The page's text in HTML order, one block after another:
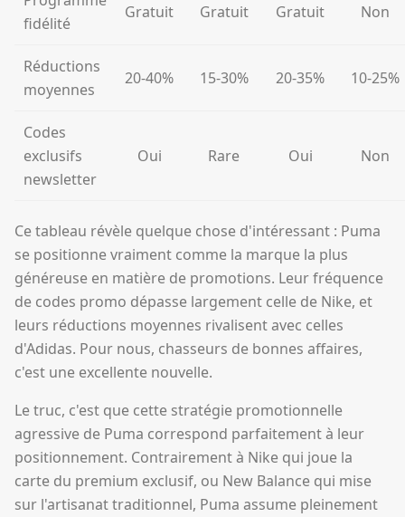
fidélité
Gratuit Gratuit Gratuit Non
Réductions
moyennes
20-40% 15-30% 20-35% 10-25%
Codes
exclusifs
newsletter
Oui Rare Oui Non
Ce tableau révèle quelque chose d'intéressant : Puma
se positionne vraiment comme la marque la plus
généreuse en matière de promotions. Leur fréquence
de codes promo dépasse largement celle de Nike, et
leurs réductions moyennes rivalisent avec celles
d'Adidas. Pour nous, chasseurs de bonnes affaires,
c'est une excellente nouvelle.
Le truc, c'est que cette stratégie promotionnelle
agressive de Puma correspond parfaitement à leur
positionnement. Contrairement à Nike qui joue la
carte du premium exclusif, ou New Balance qui mise
sur l'artisanat traditionnel, Puma assume pleinement